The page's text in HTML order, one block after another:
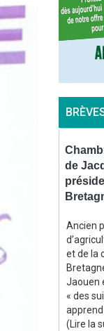
de
niveau
de
Ancien
et de la
Jaouen
« des
(Lire la